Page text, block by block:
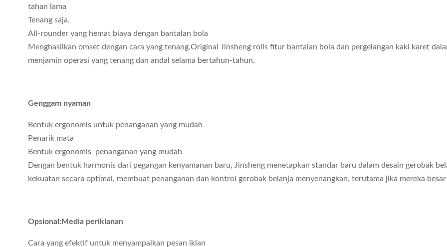
tahan lama
Tenang saja.
All-rounder yang hemat biaya dengan bantalan bola
Menghasilkan omset dengan cara yang tenang.Original Jinsheng rolls fitur bantalan bola dan pergelangan kaki karet
menjamin operasi yang tenang dan andal selama bertahun-tahun.
Genggam nyaman
Bentuk ergonomis untuk penanganan yang mudah
Penarik mata
Bentuk ergonomis ️ penanganan yang mudah
Dengan bentuk harmonis dari pegangan kenyamanan baru, Jinsheng menetapkan standar baru dalam desain gerobak
kekuatan secara optimal, membuat penanganan dan kontrol gerobak belanja menyenangkan, terutama jika mereka
Opsional: Media periklanan
Cara yang efektif untuk menyampaikan pesan iklan